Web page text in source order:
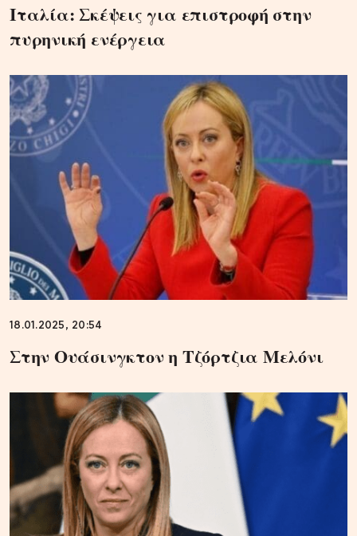
Ιταλία: Σκέψεις για επιστροφή στην
πυρηνική ενέργεια
18.01.2025, 20:54
Στην Ουάσινγκτον η Τζόρτζια Μελόνι